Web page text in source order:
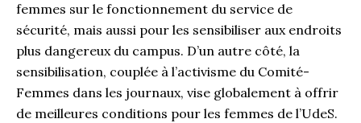
femmes sur le fonctionnement du service de
sécurité, mais aussi pour les sensibiliser aux endroits
plus dangereux du campus. D’un autre côté, la
sensibilisation, couplée à l’activisme du Comité-
Femmes dans les journaux, vise globalement à offrir
de meilleures conditions pour les femmes de l’UdeS.